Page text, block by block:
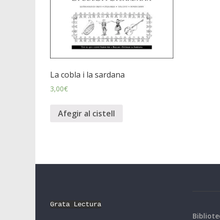
La cobla i la sardana
3,00€
Afegir al cistell
Grata Lectura